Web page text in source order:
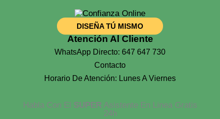
DISEÑA TÚ MISMO
Atención Al Cliente
WhatsApp Directo: 647 647 730
Contacto
Horario De Atención: Lunes A Viernes
Habla Con El SUPERAsistente En Linea Gratis
24h